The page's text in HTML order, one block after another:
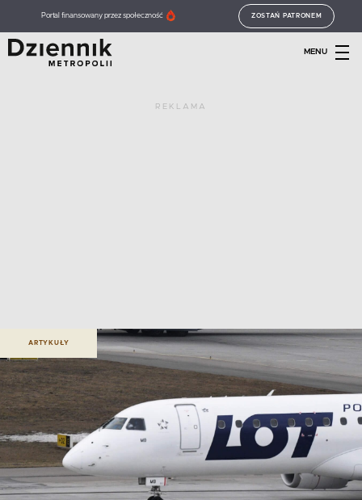
Portal finansowany przez społeczność ZOSTAŃ PATRONEM
MENU
REKLAMA
ARTYKUŁY